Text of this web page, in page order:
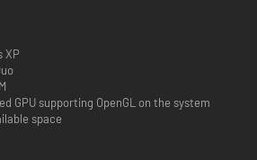
Sintracorpu.
razem z Brajanem:
pracy: Za pomocą windy odkrywaj, kto
Naucz się, kiedy można plotkować,
XP
GPU supporting OpenGL on the system
space